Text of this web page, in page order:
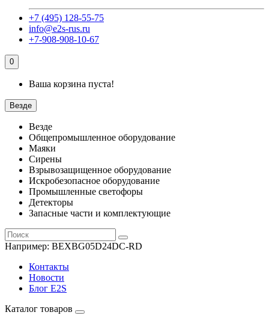
+7 (495) 128-55-75
info@e2s-rus.ru
+7-908-908-10-67
0
Ваша корзина пуста!
Везде
Везде
Общепромышленное оборудование
Маяки
Сирены
Взрывозащищенное оборудование
Искробезопасное оборудование
Промышленные светофоры
Детекторы
Запасные части и комплектующие
Например: BEXBG05D24DC-RD
Контакты
Новости
Блог E2S
Каталог товаров